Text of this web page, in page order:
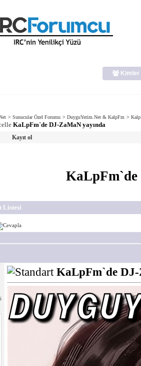
Kimler
> Sunucular Özel Forumu > DuyguYerim.Net & KalpFm >
KaLpFm`de DJ-ZaMaN yayında
Kayıt ol
KaLpFm`de
Listesi
KaLpFm`de